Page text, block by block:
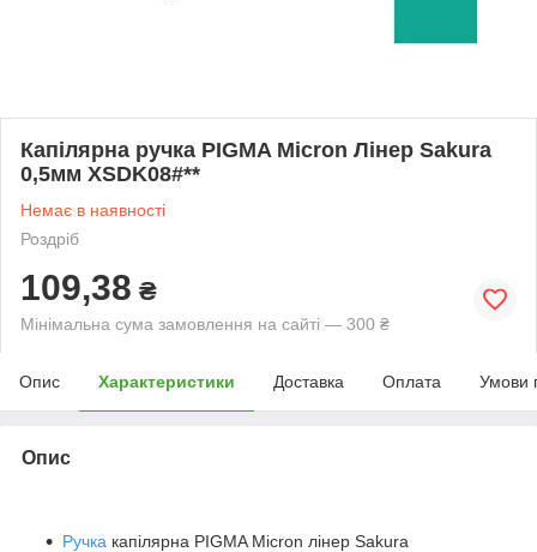
Капілярна ручка PIGMA Micron Лінер Sakura
0,5мм XSDK08#**
Немає в наявності
Роздріб
109,38 ₴
Мінімальна сума замовлення на сайті — 300 ₴
Опис Характеристики Доставка Оплата Умови
Опис
Ручка капілярна PIGMA Micron лінер Sakura